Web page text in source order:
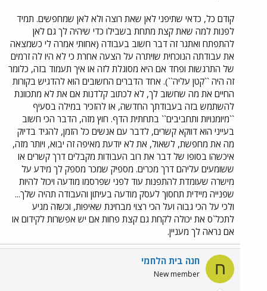
קודם כל, כדאי שתיפני לאן שאת רוצה ולא לאן שמחפשים. תמיד
לפנות למה שאת קצת מתחת בשבילו כדי שיהיה לך גם לאן
להתפתח ואתגר זה דבר חשוב בעבודה (אחותי אמרה לי כשמצאה
את עבודתה הנוכחית שויתרה על הצעה אחרת כי לא היו לה זרמים
של התרגשות ופחד אם היא מסוגלת לזה או איך תעמוד בזה, כלומר
זה היה ``קטן עליה``). אחד הדברים החשובים הוא להדגיש בקורות
החיים את מה שחשוב לך, לא לכתוב קלדנות אם את לא מתכוונת
להשתמש בזה בעבודתך החדשה, או להזכיר במילה בסעיף
``מיומנויות ותחביבים`` בתחתית הדף. חוץ מזה, הדבר הכי חשוב
בעייני הוא דווקא קשרים, לדבר עם אנשים כל הזמן, להגיד בדיוק
מה את מחפשת, לשאול, את לא יודעת מאיפה זה יבוא, ויותר מזה,
איכשהו בסופו של דבר את רוב העבודות מקבלים דרך קשרים או
ששומעים עליהם דרך מכרים. מספיק שמכר מספק לך מידע על
מישרה שעומדת להתפנות עוד לפני שפרסמו מודעה ויכול להיות
שפנייה מיידית תחסוך לעסק מודעה בעיתון והעבודה תהיה שלך...
ולכי על הכי גבוה ועל הכי רצוי מבחינת שאיפות, וכשזה מגיע
לתכל`ס את יכולה לקחת גם קצת פחות אם יש אפשרות לקידום או
אם נראה לך מעניין.
ח חנה בית הלחמי
New member